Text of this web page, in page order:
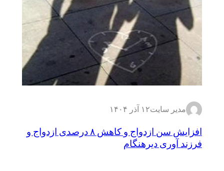
مدیر سایت۱۲ آذر ۱۴۰۴
افزایش سن ازدواج و کاهش ۸ درصدی ازدواج و
فرزند آوری دیرهنگام